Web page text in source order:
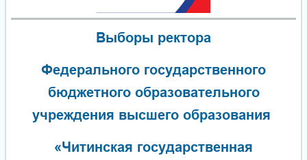
Выборы ректора
Федерального государственного
бюджетного образовательного
учреждения высшего образования
«Читинская государственная